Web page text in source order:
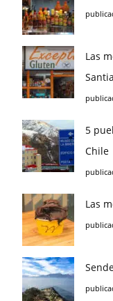
Las
5
Chile
Las